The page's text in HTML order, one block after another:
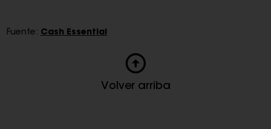
Fuente: Cash Essential
Volver arriba